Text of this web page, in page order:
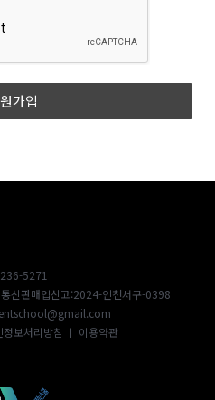
5271
신판매업신고:2024-인천서구-0398
정보처리방침 ㅣ 이용약관